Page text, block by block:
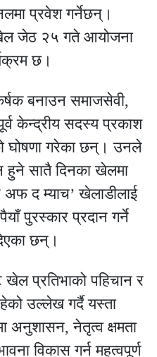
प्रवेश गर्नेछन्।
खेल जेठ २५ गते आयोजना
छ।
बनाउन समाजसेवी,
केन्द्रीय सदस्य प्रकाश
घोषणा गरेका छन्। उनले
हुने सातै दिनका खेलमा
अफ द म्याच’ खेलाडीलाई
पुरस्कार प्रदान गर्ने
छन्।
खेल प्रतिभाको पहिचान र
उल्लेख गर्दै यस्ता
अनुशासन, नेतृत्व क्षमता
विकास गर्न महत्वपूर्ण